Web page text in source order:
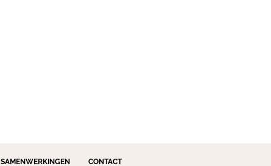
SAMENWERKINGEN CONTACT